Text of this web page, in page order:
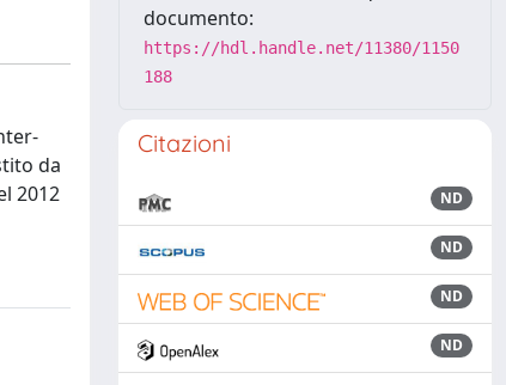
da
2012
documento:
https://hdl.handle.net/11380/1150
188
Citazioni
ND
ND
ND
ND